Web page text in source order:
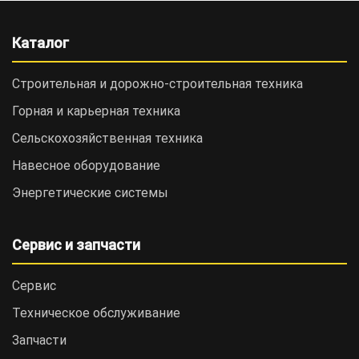
Каталог
Строительная и дорожно-cтроительная техника
Горная и карьерная техника
Сельскохозяйственная техника
Навесное оборудование
Энергетические системы
Сервис и запчасти
Сервис
Техническое обслуживание
Запчасти